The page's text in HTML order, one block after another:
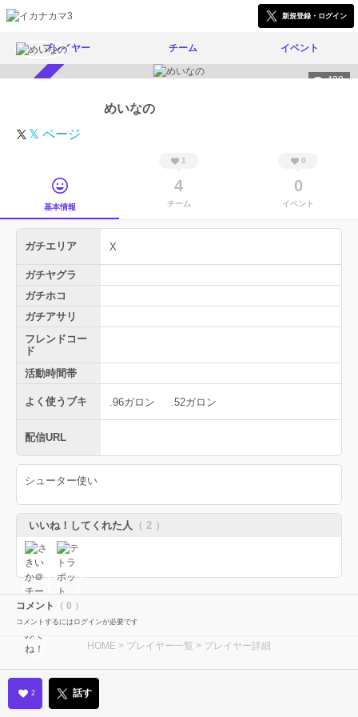
新規登録・ログイン
プレイヤー チーム イベント
438
めいなの
𝕏 ページ
基本情報
1
4
チーム
0
0
イベント
ガチエリア X
ガチヤグラ
ガチホコ
ガチアサリ
フレンドコー
ド
活動時間帯
よく使うブキ .96ガロン .52ガロン
配信URL
シューター使い
いいね！してくれた人 （ 2 ）
コメント （ 0 ）
コメントするにはログインが必要です
HOME > プレイヤー一覧 > プレイヤー詳細
2 話す